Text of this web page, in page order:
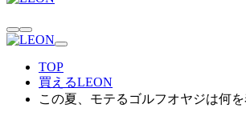
TOP
買えるLEON
この夏、モテるゴルフオヤジは何